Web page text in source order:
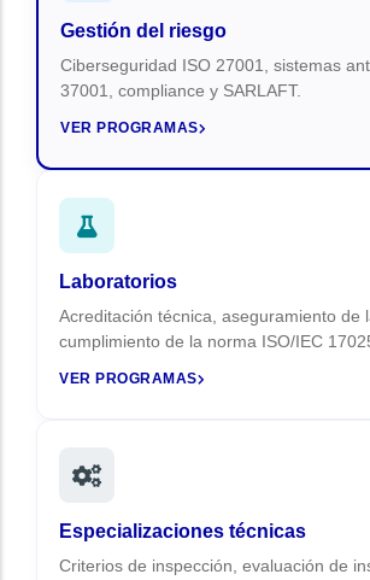
Gestión del riesgo
Ciberseguridad ISO 27001, sistemas
37001, compliance y SARLAFT.
VER PROGRAMAS
Laboratorios
Acreditación técnica, aseguramiento de
cumplimiento de la norma ISO/IEC
VER PROGRAMAS
Especializaciones técnicas
Criterios de inspección, evaluación de